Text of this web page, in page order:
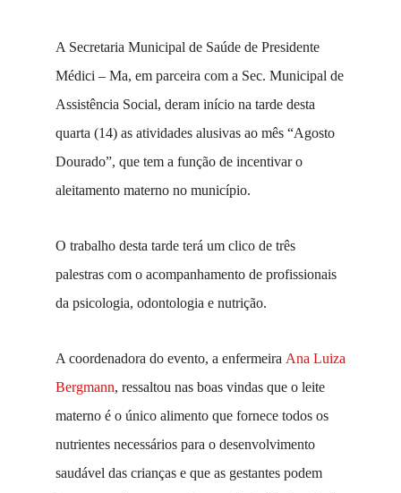
A Secretaria Municipal de Saúde de Presidente
Médici – Ma, em parceira com a Sec. Municipal de
Assistência Social, deram início na tarde desta
quarta (14) as atividades alusivas ao mês “Agosto
Dourado”, que tem a função de incentivar o
aleitamento materno no município.
O trabalho desta tarde terá um clico de três
palestras com o acompanhamento de profissionais
da psicologia, odontologia e nutrição.
A coordenadora do evento, a enfermeira Ana Luiza
Bergmann, ressaltou nas boas vindas que o leite
materno é o único alimento que fornece todos os
nutrientes necessários para o desenvolvimento
saudável das crianças e que as gestantes podem